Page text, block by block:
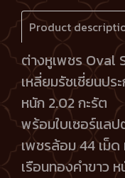
Product
ต่างหูเพชร Oval
เหลี่ยมรัชเชี่ยนปร
หนัก 2.02 กะรัต
พร้อมใบเซอร์แล
เพชรล้อม 44 เม็
เรือนทองคำขาว